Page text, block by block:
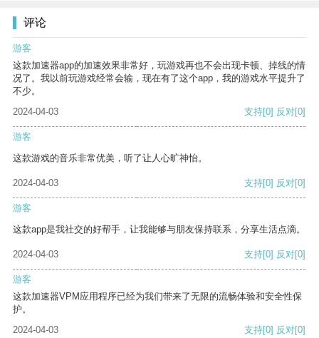
评论
游客
这款加速器app的加速效果非常好，玩游戏再也不会出现卡顿、掉线的情
况了。我以前玩游戏经常会输，现在有了这个app，我的游戏水平提升了
不少。
2024-04-03
支持[0] 反对[0]
游客
这款游戏的音乐非常优美，听了让人心旷神怡。
2024-04-03 支持[0] 反对[0]
游客
这款app是我社交的好帮手，让我能够与朋友保持联系，分享生活点滴。
2024-04-03 支持[0] 反对[0]
游客
这款加速器VPM应用程序已经为我们带来了无限的流畅体验和安全性保
护。
2024-04-03
支持[0] 反对[0]